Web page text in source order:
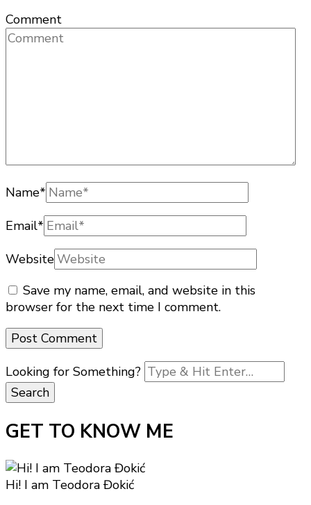
Comment
Name*
Email*
Website
Save my name, email, and website in this
browser for the next time I comment.
Looking for Something?
GET TO KNOW ME
Hi! I am Teodora Đokić